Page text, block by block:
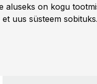
aluseks on kogu
uus süsteem sobituks